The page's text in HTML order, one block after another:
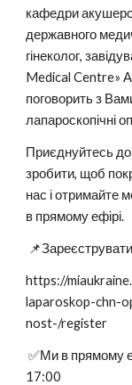
кафедри
державного
гінеколог,
Medical Centre»
поговорить з
лапароскопічні
Приєднуйтесь
зробити, щоб
нас і отримайте
в прямому ефірі.
https://
laparoskop-chn-
nost-/register
✅Ми в прямому
17:00